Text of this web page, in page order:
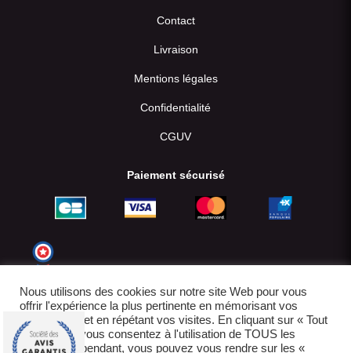
Contact
Livraison
Mentions légales
Confidentialité
CGUV
Paiement sécurisé
Nous utilisons des cookies sur notre site Web pour vous
offrir l'expérience la plus pertinente en mémorisant vos
préférences et en répétant vos visites. En cliquant sur « Tout
accepter », vous consentez à l'utilisation de TOUS les
cookies. Cependant, vous pouvez vous rendre sur les «